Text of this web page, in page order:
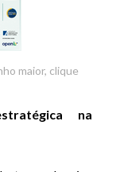
maior, clique
na